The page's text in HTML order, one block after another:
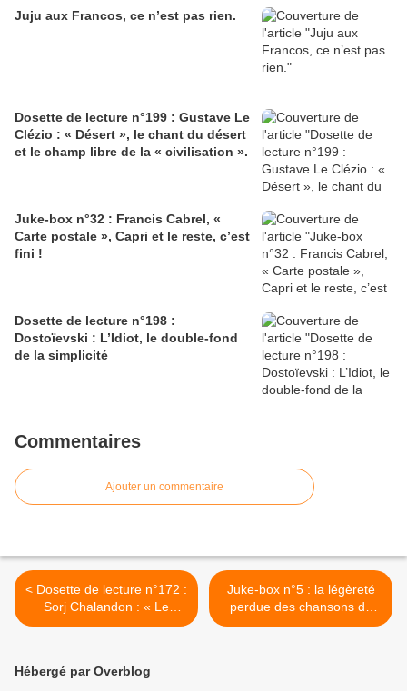
Juju aux Francos, ce n’est pas rien.
Dosette de lecture n°199 : Gustave Le
Clézio : « Désert », le chant du désert
et le champ libre de la « civilisation ».
Juke-box n°32 : Francis Cabrel, «
Carte postale », Capri et le reste, c’est
fini !
Dosette de lecture n°198 :
Dostoïevski : L’Idiot, le double-fond
de la simplicité
Commentaires
Ajouter un commentaire
< Dosette de lecture n°172 :
Sorj Chalandon : « Le
Quatrième mur »,
Juke-box n°5 : la légèreté
perdue des chansons de
Joe Dassin >
Hébergé par Overblog